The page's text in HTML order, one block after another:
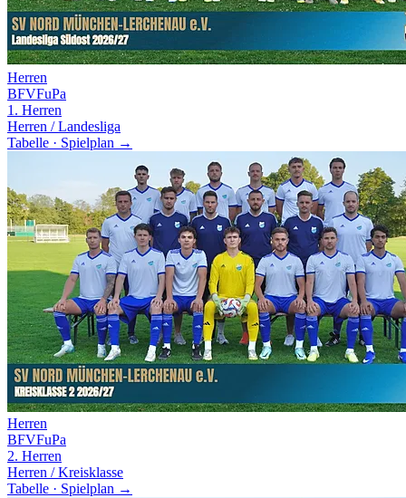
Herren
BFVFuPa
1. Herren
Herren / Landesliga
Tabelle · Spielplan →
Herren
BFVFuPa
2. Herren
Herren / Kreisklasse
Tabelle · Spielplan →